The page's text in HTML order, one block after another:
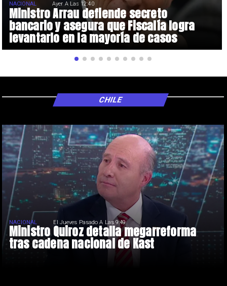
Ministro Arrau defiende secreto
bancario y asegura que Fiscalía logra
levantarlo en la mayoría de casos
NACIONAL Ayer A Las 12:40
Ministro Quiroz detalla megarreforma
tras cadena nacional de Kast
NACIONAL El Jueves Pasado A Las 9:49
CHILE